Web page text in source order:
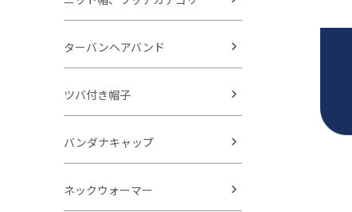
ターバンヘアバンド
ツバ付き帽子
バンダナキャップ
ネックウォーマー